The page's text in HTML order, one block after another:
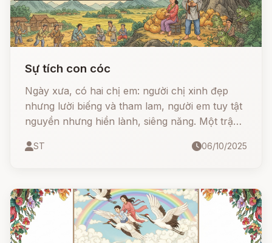
Sự tích con cóc
Ngày xưa, có hai chị em: người chị xinh đẹp
nhưng lười biếng và tham lam, người em tuy tật
nguyền nhưng hiền lành, siêng năng. Một trận
một câu chuyện kỳ lạ.
ST 06/10/2025